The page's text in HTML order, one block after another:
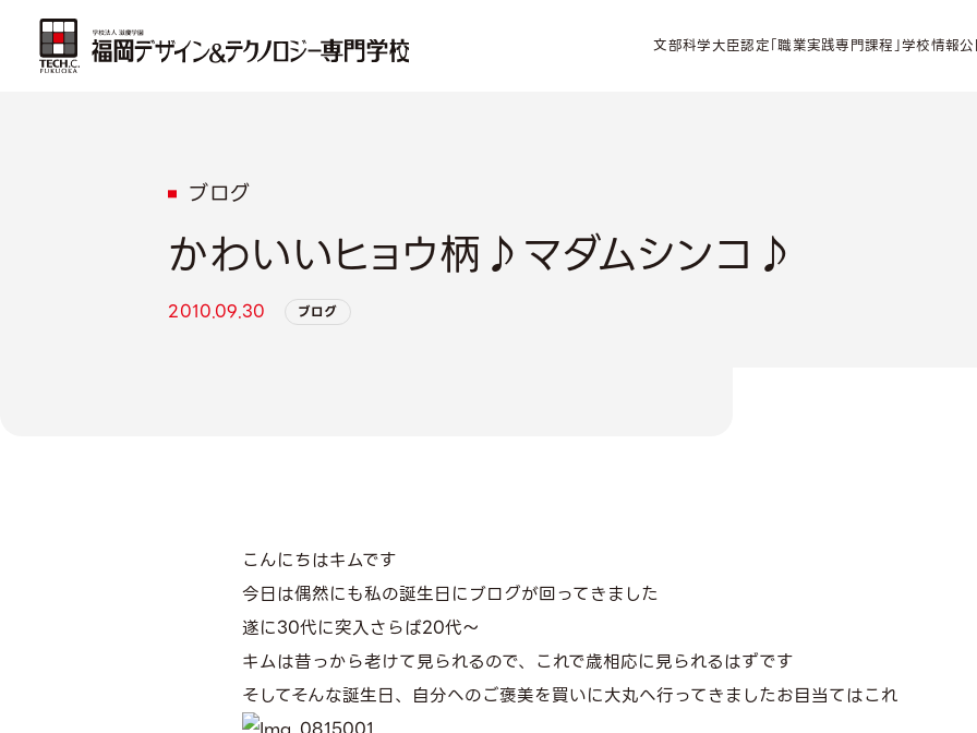
文部科学大臣認定「職業実践専門課程」学校情報
ブログ
かわいいヒョウ柄♪マダムシンコ♪
2010.09.30 ブログ
こんにちはキムです
今日は偶然にも私の誕生日にブログが回ってきました
遂に30代に突入さらば20代〜
キムは昔っから老けて見られるので、これで歳相応に見られるはずです
そしてそんな誕生日、自分へのご褒美を買いに大丸へ行ってきましたお目当てはこれ